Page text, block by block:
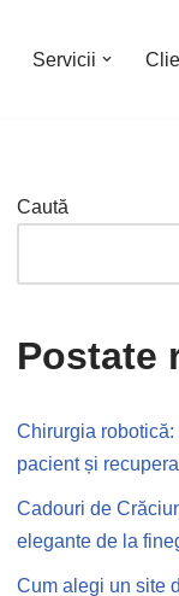
Servicii
Caută
Postate
Chirurgia
pacient și
Cadouri de
elegante de la
Cum alegi un site